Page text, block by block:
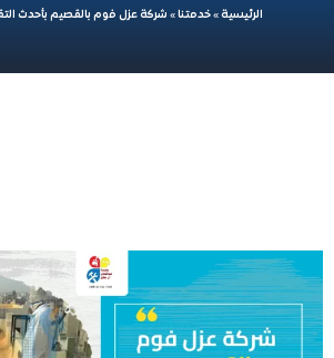
خدمتنا»شركة عزل فوم بالقصيم بأحدث التقنيات